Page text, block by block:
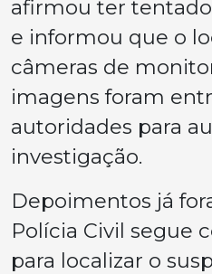
afirmou ter
e informou que o
câmeras de
imagens foram
autoridades para
investigação.
Depoimentos já
Polícia Civil segue
para localizar o